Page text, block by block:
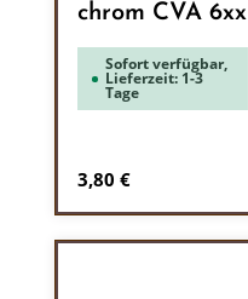
chrom CVA 6xx
Sofort verfügbar,
Lieferzeit: 1-3
Tage
Regulärer Preis:
3,80 €